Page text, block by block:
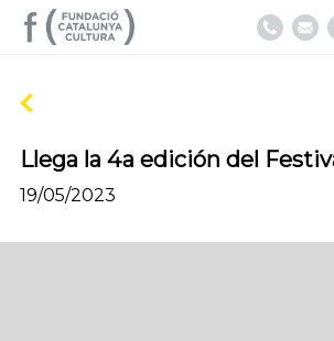
Llega la 4a edición del
19/05/2023